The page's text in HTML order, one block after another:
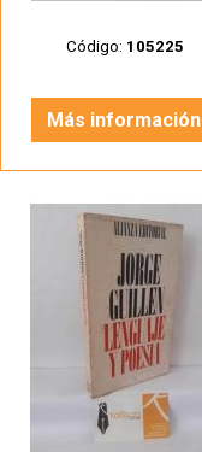
Código: 105225
Más información